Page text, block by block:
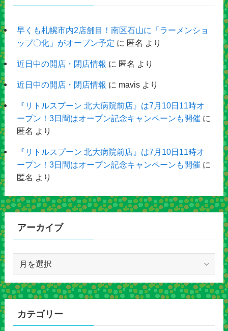
早くも札幌市内2店舗目！南区石山に「ラーメンショ
ップ〇化」がオープン予定 に 匿名 より
近日中の開店・閉店情報 に 匿名 より
近日中の開店・閉店情報 に mavisより
『リトルスプーン 北大病院前店』は7月10日11時オ
ープン！3日間はオープン記念キャンペーンも開催 に
匿名 より
『リトルスプーン 北大病院前店』は7月10日11時オ
ープン！3日間はオープン記念キャンペーンも開催 に
匿名 より
アーカイブ
カ
イ
カテゴリー